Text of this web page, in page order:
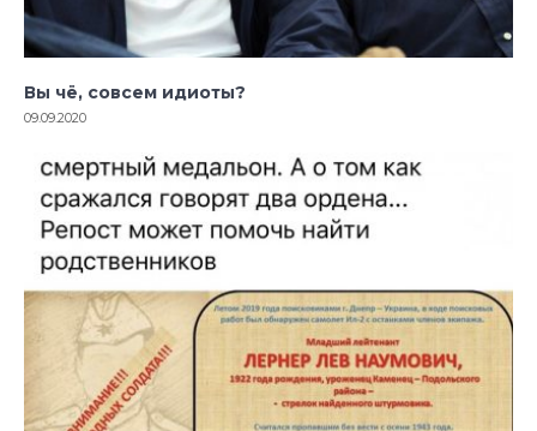
Вы чё, совсем идиоты?
09.09.2020